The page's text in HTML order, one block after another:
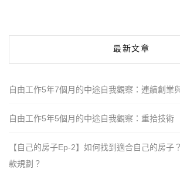
最新文章
自由工作5年7個月的中途自我觀察：連續創業
自由工作5年5個月的中途自我觀察：重拾技術
【自己的房子Ep-2】如何找到適合自己的房子
款規劃？